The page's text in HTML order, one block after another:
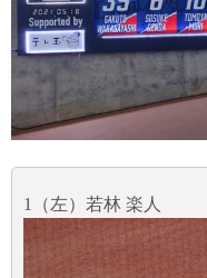
1（左）若林 楽人